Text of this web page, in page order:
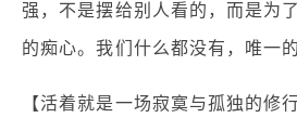
强，不是摆给别人看的，而是为
的痴心。我们什么都没有，唯一
【活着就是一场寂寞与孤独的修